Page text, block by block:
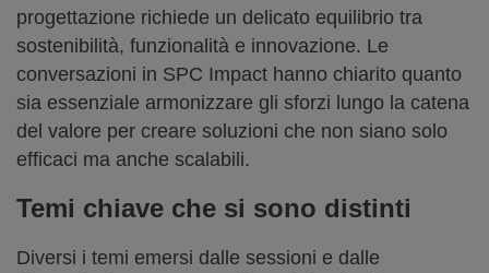
progettazione richiede un delicato equilibrio tra
sostenibilità, funzionalità e innovazione. Le
conversazioni in SPC Impact hanno chiarito quanto
sia essenziale armonizzare gli sforzi lungo la catena
del valore per creare soluzioni che non siano solo
efficaci ma anche scalabili.
Temi chiave che si sono distinti
Diversi i temi emersi dalle sessioni e dalle